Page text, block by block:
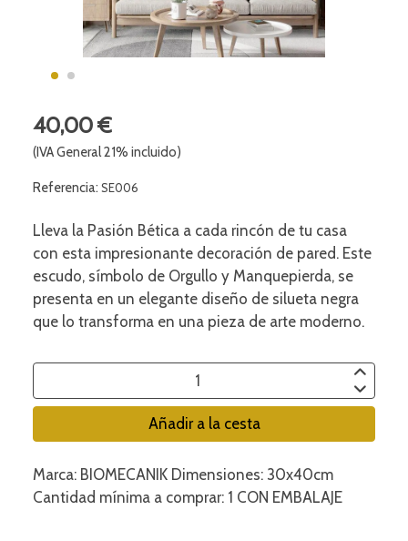
40,00 €
(IVA General 21% incluido)
Referencia: SE006
Lleva la Pasión Bética a cada rincón de tu casa
con esta impresionante decoración de pared. Este
escudo, símbolo de Orgullo y Manquepierda, se
presenta en un elegante diseño de silueta negra
que lo transforma en una pieza de arte moderno.
Añadir a la cesta
Marca: BIOMECANIK Dimensiones: 30x40cm
Cantidad mínima a comprar: 1 CON EMBALAJE